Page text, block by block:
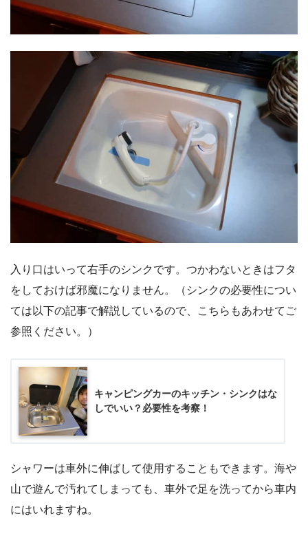
入り口はいって右手のシンクです。つかわないときはフタ
をしておけば邪魔になりません。（シンクの必要性につい
ては以下の記事で解説しているので、こちらもあわせてご
参照ください。）
キャンピングカーのキッチン・シンクはな
しでいい？必要性を考察！
シャワーは車外に伸ばして使用することもできます。海や
山で遊んで汚れてしまっても、車外で足を洗ってから車内
にはいれますね。